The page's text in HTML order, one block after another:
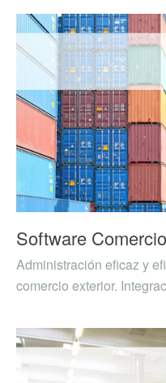
Software
Administración eficaz y
comercio exterior.